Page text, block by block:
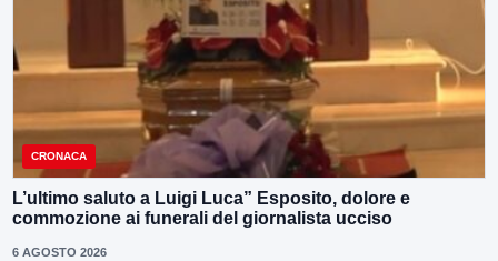
CRONACA
L’ultimo saluto a Luigi Luca” Esposito, dolore e
commozione ai funerali del giornalista ucciso
6 AGOSTO 2026